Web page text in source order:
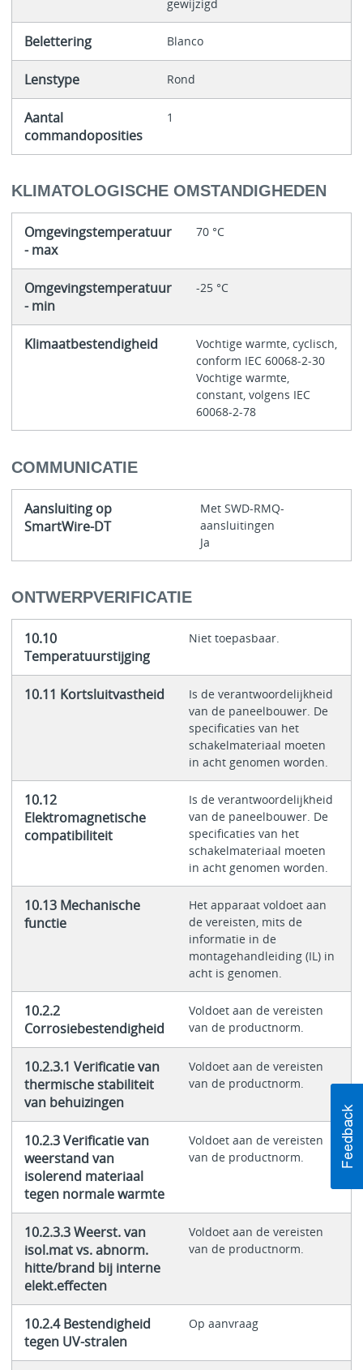
gewijzigd
Belettering Blanco
Lenstype Rond
Aantal
commandoposities
1
KLIMATOLOGISCHE OMSTANDIGHEDEN
Omgevingstemperatuur
- max
70 °C
Omgevingstemperatuur
- min
-25 °C
Klimaatbestendigheid
Vochtige warmte, cyclisch,
conform IEC 60068-2-30
Vochtige warmte,
constant, volgens IEC
60068-2-78
COMMUNICATIE
Aansluiting op
SmartWire-DT
Met SWD-RMQ-
aansluitingen
Ja
ONTWERPVERIFICATIE
10.10
Temperatuurstijging
Niet toepasbaar.
10.11 Kortsluitvastheid
Is de verantwoordelijkheid
van de paneelbouwer. De
specificaties van het
schakelmateriaal moeten
in acht genomen worden.
10.12
Elektromagnetische
compatibiliteit
Is de verantwoordelijkheid
van de paneelbouwer. De
specificaties van het
schakelmateriaal moeten
in acht genomen worden.
10.13 Mechanische
functie
Het apparaat voldoet aan
de vereisten, mits de
informatie in de
montagehandleiding (IL) in
acht is genomen.
10.2.2
Corrosiebestendigheid
Voldoet aan de vereisten
van de productnorm.
10.2.3.1 Verificatie van
thermische stabiliteit
van behuizingen
Voldoet aan de vereisten
van de productnorm.
10.2.3 Verificatie van
weerstand van
isolerend materiaal
tegen normale warmte
Voldoet aan de vereisten
van de productnorm.
10.2.3.3 Weerst. van
isol.mat vs. abnorm.
hitte/brand bij interne
elekt.effecten
Voldoet aan de vereisten
van de productnorm.
10.2.4 Bestendigheid
tegen UV-stralen
Op aanvraag